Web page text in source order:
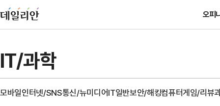
오피
IT/과학
모바일인터넷/SNS통신/뉴미디어IT일반보안/해킹컴퓨터게임/리뷰